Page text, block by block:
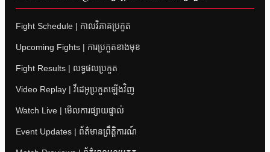
Fight Schedule | កាលវិភាគប្រកួត
Upcoming Fights | ការប្រកួតខាងមុខ
Fight Results | លទ្ធផលប្រកួត
Video Replay | វីដេអូប្រកួតឡើងវិញ
Watch Live | មើលការផ្សាយផ្ទាល់
Event Updates | ព័ត៌មានព្រឹត្តិការណ៍